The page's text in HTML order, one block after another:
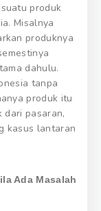
produk
Misalnya
produknya
dahulu.
tanpa
produk itu
dari pasaran,
kasus lantaran
Ada Masalah